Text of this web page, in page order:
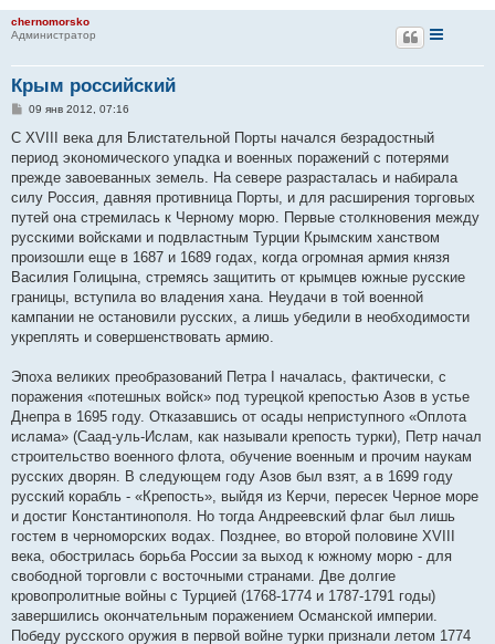
chernomorsko
Администратор
Крым российский
С
о
щ
е
и
е
09 янв 2012, 07:16
С XVIII века для Блистательной Порты начался безрадостный
период экономического упадка и военных поражений с потерями
прежде завоеванных земель. На севере разрасталась и набирала
силу Россия, давняя противница Порты, и для расширения торговых
путей она стремилась к Черному морю. Первые столкновения между
русскими войсками и подвластным Турции Крымским ханством
произошли еще в 1687 и 1689 годах, когда огромная армия князя
Василия Голицына, стремясь защитить от крымцев южные русские
границы, вступила во владения хана. Неудачи в той военной
кампании не остановили русских, а лишь убедили в необходимости
укреплять и совершенствовать армию.
Эпоха великих преобразований Петра I началась, фактически, с
поражения «потешных войск» под турецкой крепостью Азов в устье
Днепра в 1695 году. Отказавшись от осады неприступного «Оплота
ислама» (Саад-уль-Ислам, как называли крепость турки), Петр начал
строительство военного флота, обучение военным и прочим наукам
русских дворян. В следующем году Азов был взят, а в 1699 году
русский корабль - «Крепость», выйдя из Керчи, пересек Черное море
и достиг Константинополя. Но тогда Андреевский флаг был лишь
гостем в черноморских водах. Позднее, во второй половине XVIII
века, обострилась борьба России за выход к южному морю - для
свободной торговли с восточными странами. Две долгие
кровопролитные войны с Турцией (1768-1774 и 1787-1791 годы)
завершились окончательным поражением Османской империи.
Победу русского оружия в первой войне турки признали летом 1774